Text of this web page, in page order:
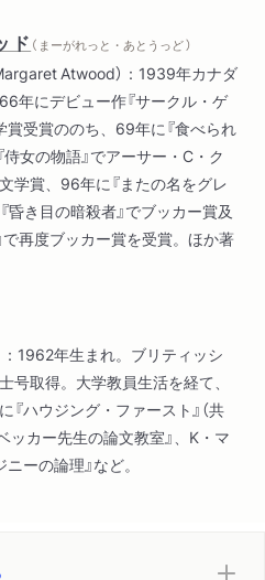
ド （ まーがれっと・あとうっど ）
Atwood）：1939年カナダ
年にデビュー作『サークル・ゲ
賞受賞ののち、69年に『食べられ
侍女の物語』でアーサー・C・ク
学賞、96年に『またの名をグレ
昏き目の暗殺者』でブッカー賞及
で再度ブッカー賞を受賞。ほか著
：1962年生まれ。ブリティッシ
号取得。大学教員生活を経て、
ハウジング・ファースト』（共
ッカー先生の論文教室』、K・マ
ーの論理』など。